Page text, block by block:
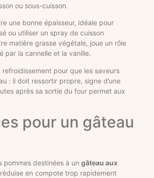
ou sous-cuisson.
une bonne épaisseur, idéale pour
ou utiliser un spray de cuisson
matière grasse végétale, joue un rôle
par la cannelle et la vanille.
pour que les saveurs
: il doit ressortir propre, signe d’une
après sa sortie du four permet aux
pour un gâteau
pommes destinées à un gâteau aux
en compote trop rapidement